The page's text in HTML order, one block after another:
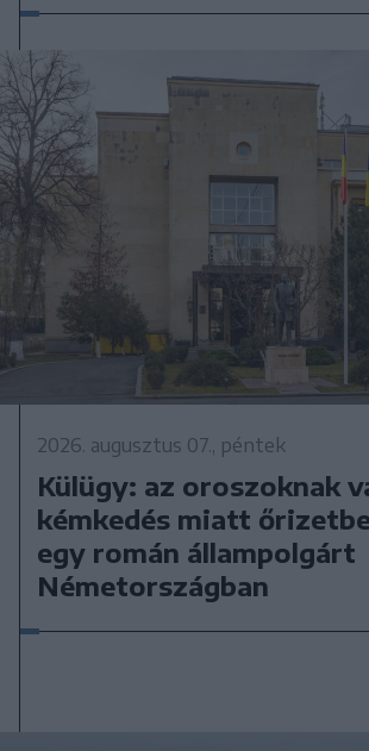
2026. augusztus 07., péntek
Külügy: az oroszoknak
kémkedés miatt
egy román állampolgárt
Németországban